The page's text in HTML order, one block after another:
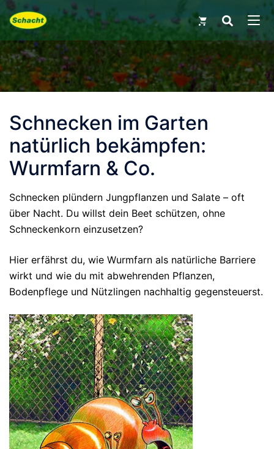
Skip
content
for:
Schnecken im Garten
natürlich bekämpfen:
Wurmfarn & Co.
Schnecken plündern Jungpflanzen und Salate – oft
über Nacht. Du willst dein Beet schützen, ohne
Schneckenkorn einzusetzen?
Hier erfährst du, wie Wurmfarn als natürliche Barriere
wirkt und wie du mit abwehrenden Pflanzen,
Bodenpflege und Nützlingen nachhaltig gegensteuerst.